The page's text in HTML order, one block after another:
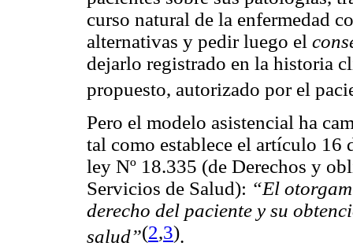
curso natural de la enfermedad
alternativas y pedir luego el
dejarlo registrado en la historia
propuesto, autorizado por el
Pero el modelo asistencial ha
tal como establece el artículo 16
ley Nº 18.335 (de Derechos y
Servicios de Salud): “El
derecho del paciente y su
salud”(2,3).